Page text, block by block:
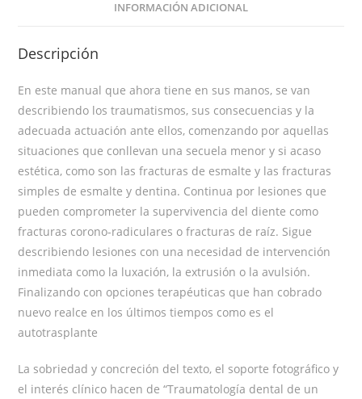
INFORMACIÓN ADICIONAL
Descripción
En este manual que ahora tiene en sus manos, se van
describiendo los traumatismos, sus consecuencias y la
adecuada actuación ante ellos, comenzando por aquellas
situaciones que conllevan una secuela menor y si acaso
estética, como son las fracturas de esmalte y las fracturas
simples de esmalte y dentina. Continua por lesiones que
pueden comprometer la supervivencia del diente como
fracturas corono-radiculares o fracturas de raíz. Sigue
describiendo lesiones con una necesidad de intervención
inmediata como la luxación, la extrusión o la avulsión.
Finalizando con opciones terapéuticas que han cobrado
nuevo realce en los últimos tiempos como es el
autotrasplante
La sobriedad y concreción del texto, el soporte fotográfico y
el interés clínico hacen de “Traumatología dental de un